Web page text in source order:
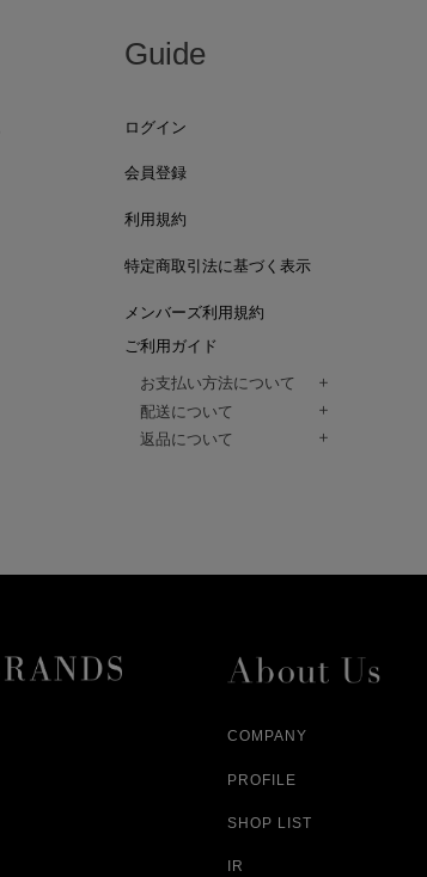
Guide
ログイン
会員登録
利用規約
特定商取引法に基づく表示
メンバーズ利用規約
ご利用ガイド
お支払い方法について
クレジットカード、代金引換、コンビ
Paidy（翌月払い）、
amazon payをご利用いただけます。
配送について
ご注文商品は、佐川急便にてご注文毎
返品について
ご注文内容と異なる商品が到着した場合
COMPANY
PROFILE
SHOP LIST
IR